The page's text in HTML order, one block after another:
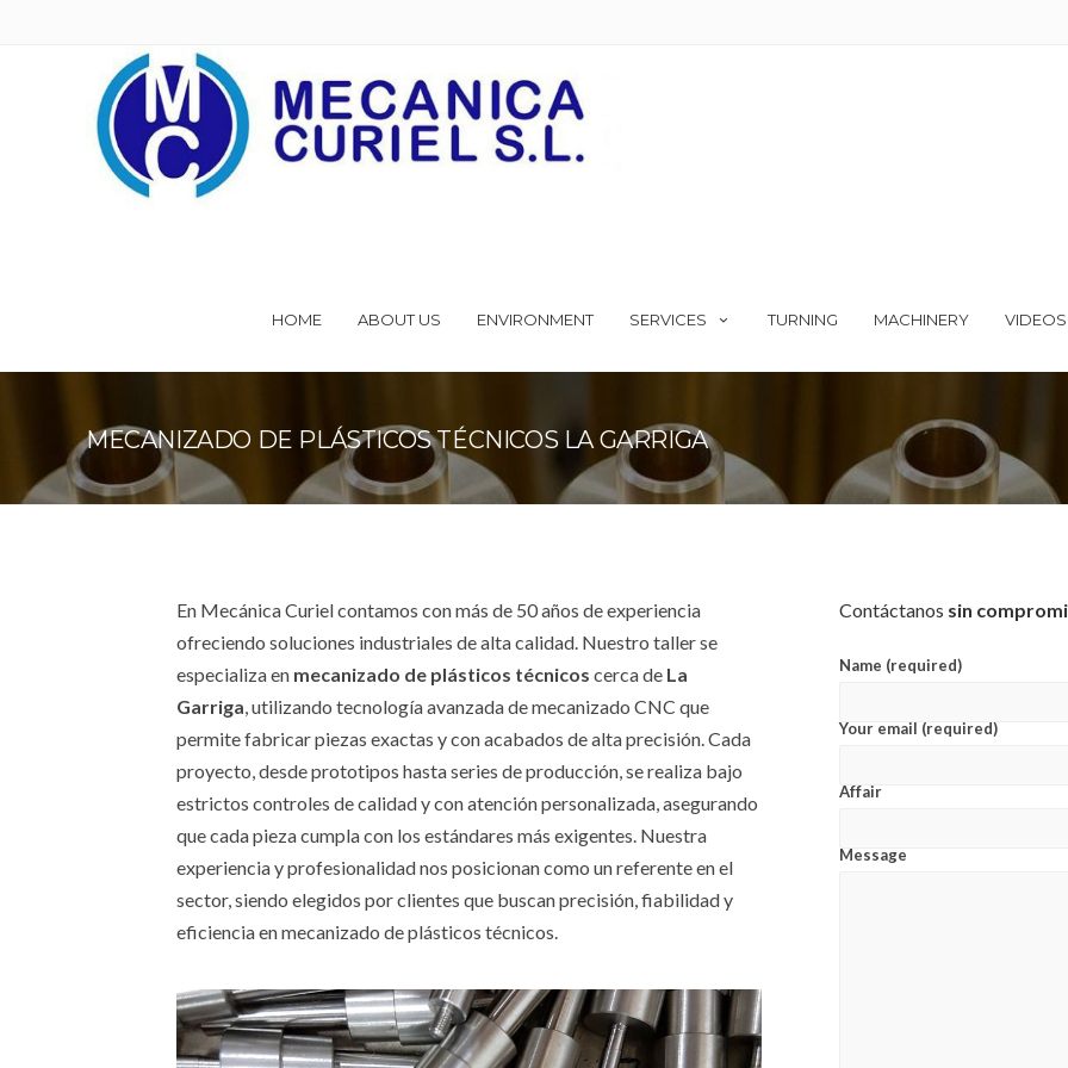
HOME ABOUT US ENVIRONMENT SERVICES TURNING MACHINERY VIDEOS
MECANIZADO DE PLÁSTICOS TÉCNICOS LA GARRIGA
En Mecánica Curiel contamos con más de 50 años de experiencia
ofreciendo soluciones industriales de alta calidad. Nuestro taller se
especializa en mecanizado de plásticos técnicos cerca de La
Garriga , utilizando tecnología avanzada de mecanizado CNC que
permite fabricar piezas exactas y con acabados de alta precisión. Cada
proyecto, desde prototipos hasta series de producción, se realiza bajo
estrictos controles de calidad y con atención personalizada, asegurando
que cada pieza cumpla con los estándares más exigentes. Nuestra
experiencia y profesionalidad nos posicionan como un referente en el
sector, siendo elegidos por clientes que buscan precisión, fiabilidad y
eficiencia en mecanizado de plásticos técnicos.
Contáctanos sin
Name (required)
Your email (required)
Affair
Message